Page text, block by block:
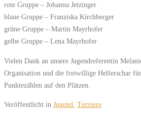
rote Gruppe – Johanna Jetzinger
blaue Gruppe – Franziska Kirchberger
grüne Gruppe – Martin Mayrhofer
gelbe Gruppe – Lena Mayrhofer
Vielen Dank an unsere Jugendreferentin
Organisation und die freiwillige Helferschar
Punktezählen auf den Plätzen.
Veröffentlicht in Jugend Turniere